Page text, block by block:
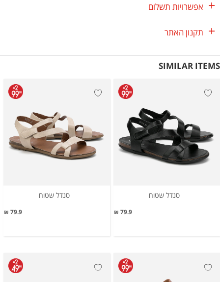
אפשרויות תשלום
תקנון האתר
SIMILAR ITEMS
סנדל שטוח
79.9 ₪
סנדל שטוח
79.9 ₪